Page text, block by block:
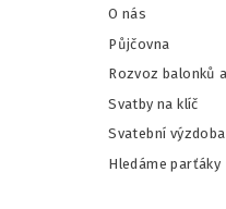
O nás
Půjčovna
Rozvoz balonků
Svatby na klíč
Svatební výzdoba
Hledáme parťáky